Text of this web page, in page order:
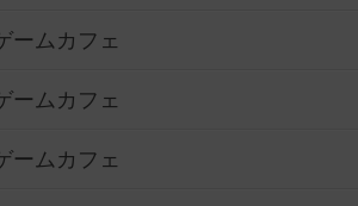
ームカフェ
ームカフェ
ームカフェ